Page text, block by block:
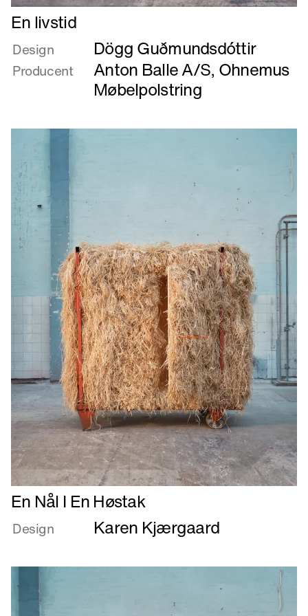
mere
om
En
Nål
En
Høstak
En Nål I En Høstak
Design Karen Kjærgaard